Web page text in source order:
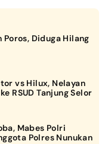
Poros, Diduga Hilang
vs Hilux, Nelayan
RSUD Tanjung Selor
Mabes Polri
Polres Nunukan